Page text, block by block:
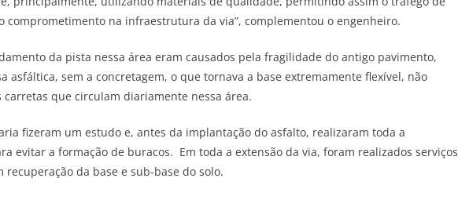
comprometimento na infraestrutura da via”, complementou o engenheiro.
da pista nessa área eram causados pela fragilidade do antigo pavimento,
asfáltica, sem a concretagem, o que tornava a base extremamente flexível, não
que circulam diariamente nessa área.
fizeram um estudo e, antes da implantação do asfalto, realizaram toda a
evitar a formação de buracos. Em toda a extensão da via, foram realizados serviços
da base e sub-base do solo.